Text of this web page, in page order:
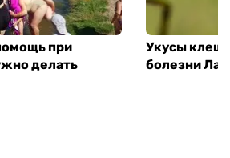
при
делать
Укусы
болезни